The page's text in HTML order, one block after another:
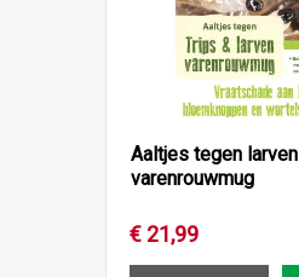
Aaltjes tegen larven
varenrouwmug
€ 21,99